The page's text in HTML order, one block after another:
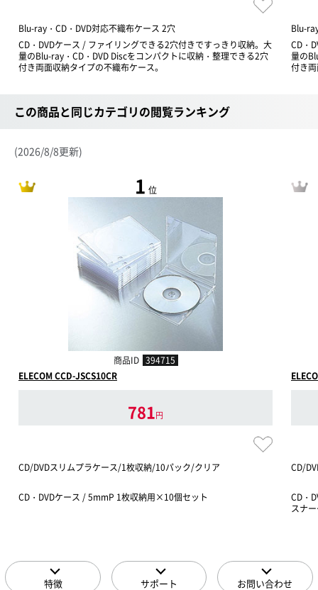
Blu-ray・CD・DVD対応不織布ケース 2穴
CD・DVDケース / ファイリングできる2穴付きですっきり収納。大
量のBlu-ray・CD・DVD Discをコンパクトに収納・整理できる2穴
付き両面収納タイプの不織布ケース。
Blu-
CD・
量の
付き
この商品と同じカテゴリの閲覧ランキング
(2026/8/8更新)
1 位
商品ID 394715
ELECOM CCD-JSCS10CR
781円
CD/DVDスリムプラケース/1枚収納/10パック/クリア
CD・DVDケース / 5mmP 1枚収納用×10個セット
CD/
CD・
スナ
特徴 サポート お問い合わせ